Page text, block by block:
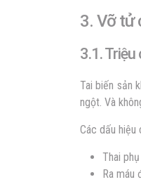
3. Vỡ tử
3.1.
Tai biến sản
ngột. Và
Các dấu hiệu
Thai
Ra máu